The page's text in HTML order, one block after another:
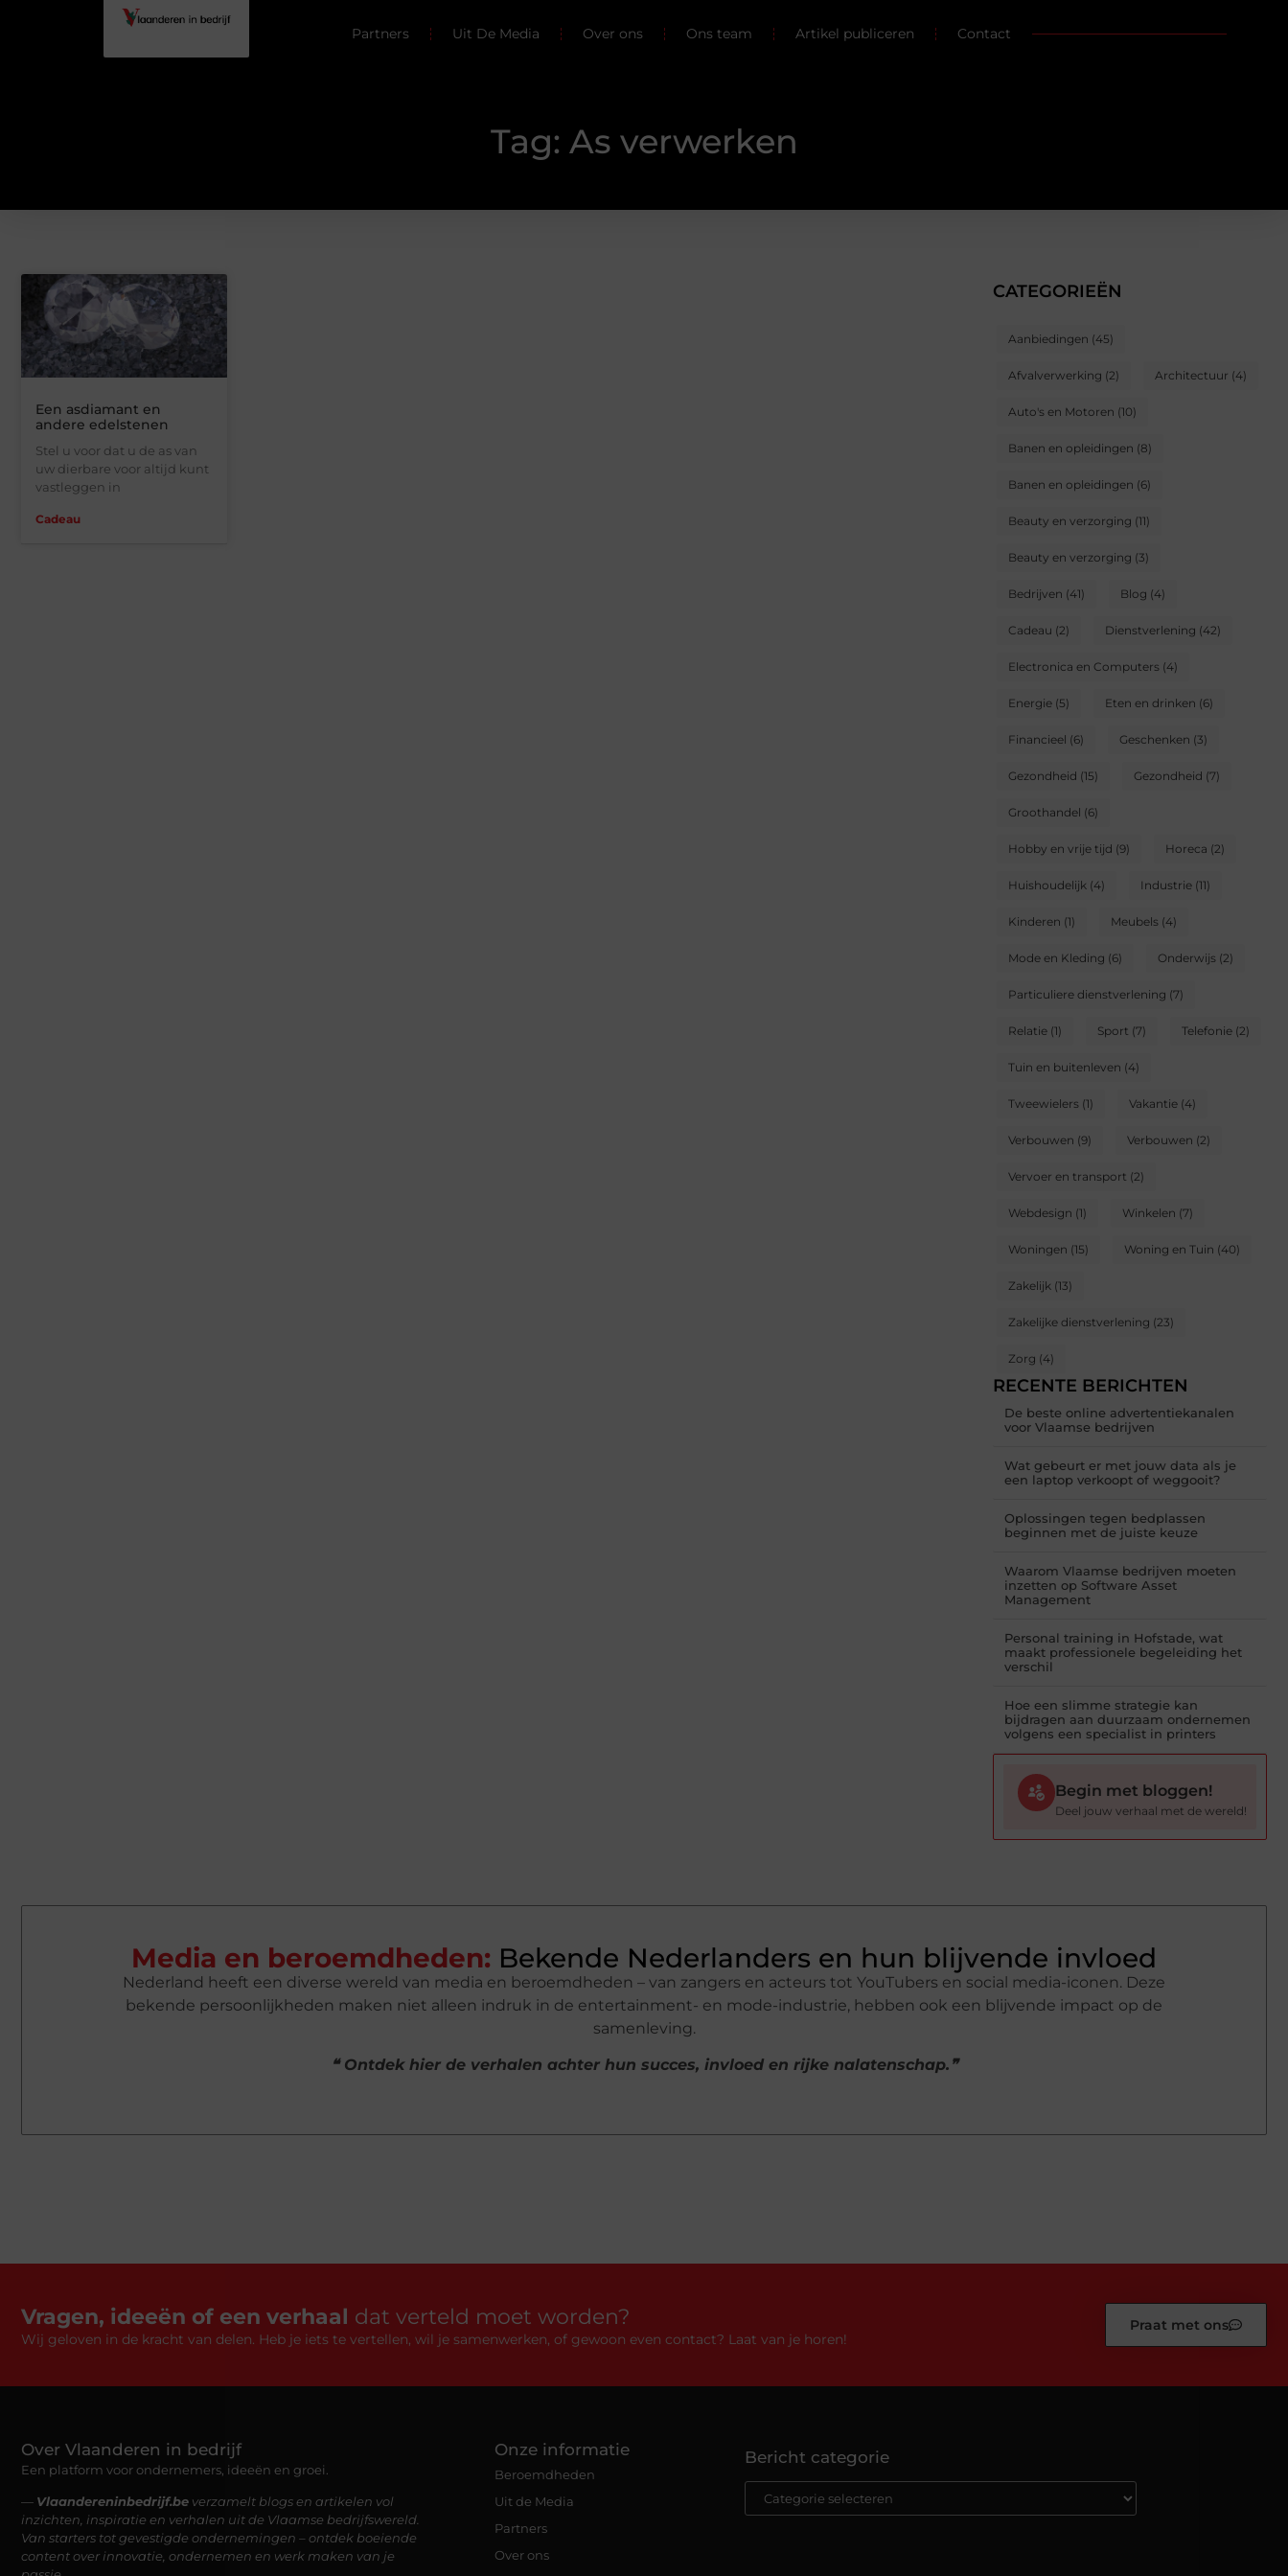
Partners Uit De Media Over ons Ons team Artikel publiceren Contact
Tag: As verwerken
Een asdiamant en
andere edelstenen
Stel u voor dat u de as van
uw dierbare voor altijd kunt
vastleggen in
Cadeau
CATEGORIEËN
Aanbiedingen (45)
Afvalverwerking (2) Architectuur (4)
Auto's en Motoren (10)
Banen en opleidingen (8)
Banen en opleidingen (6)
Beauty en verzorging (11)
Beauty en verzorging (3)
Bedrijven (41) Blog (4)
Cadeau (2) Dienstverlening (42)
Electronica en Computers (4)
Energie (5) Eten en drinken (6)
Financieel (6) Geschenken (3)
Gezondheid (15) Gezondheid (7)
Groothandel (6)
Hobby en vrije tijd (9) Horeca (2)
Huishoudelijk (4) Industrie (11)
Kinderen (1) Meubels (4)
Mode en Kleding (6) Onderwijs (2)
Particuliere dienstverlening (7)
Relatie (1) Sport (7) Telefonie (2)
Tuin en buitenleven (4)
Tweewielers (1) Vakantie (4)
Verbouwen (9) Verbouwen (2)
Vervoer en transport (2)
Webdesign (1) Winkelen (7)
Woningen (15) Woning en Tuin (40)
Zakelijk (13)
Zakelijke dienstverlening (23)
Zorg (4)
RECENTE BERICHTEN
De beste online advertentiekanalen
voor Vlaamse bedrijven
Wat gebeurt er met jouw data als je
een laptop verkoopt of weggooit?
Oplossingen tegen bedplassen
beginnen met de juiste keuze
Waarom Vlaamse bedrijven moeten
inzetten op Software Asset
Management
Personal training in Hofstade, wat
maakt professionele begeleiding het
verschil
Hoe een slimme strategie kan
bijdragen aan duurzaam ondernemen
volgens een specialist in printers
Begin met bloggen!
Deel jouw verhaal met de wereld!
Media en beroemdheden: Bekende Nederlanders en hun blijvende invloed
Nederland heeft een diverse wereld van media en beroemdheden – van zangers en acteurs tot YouTubers en social media-iconen. Deze
bekende persoonlijkheden maken niet alleen indruk in de entertainment- en mode-industrie, hebben ook een blijvende impact op de
samenleving.
❝ Ontdek hier de verhalen achter hun succes, invloed en rijke nalatenschap.❞
Vragen, ideeën of een verhaal dat verteld moet worden?
Wij geloven in de kracht van delen. Heb je iets te vertellen, wil je samenwerken, of gewoon even contact? Laat van je horen!
Praat met ons
Over Vlaanderen in bedrijf
Een platform voor ondernemers, ideeën en groei.
— Vlaandereninbedrijf.be verzamelt blogs en artikelen vol
inzichten, inspiratie en verhalen uit de Vlaamse bedrijfswereld.
Van starters tot gevestigde ondernemingen – ontdek boeiende
content over innovatie, ondernemen en werk maken van je
Onze informatie
Beroemdheden
Uit de Media
Partners
Over ons
Bericht categorie